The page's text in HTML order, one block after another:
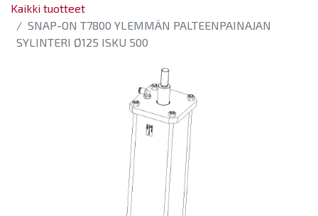
Kaikki tuotteet
SNAP-ON T7800 YLEMMÄN PALTEENPAINAJAN
SYLINTERI Ø125 ISKU 500